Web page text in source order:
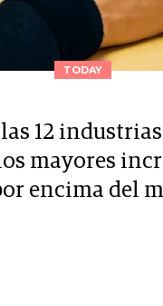
TODAY
12
mayores
encima del